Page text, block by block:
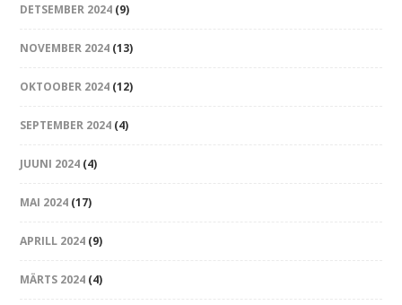
DETSEMBER 2024 (9)
NOVEMBER 2024 (13)
OKTOOBER 2024 (12)
SEPTEMBER 2024 (4)
JUUNI 2024 (4)
MAI 2024 (17)
APRILL 2024 (9)
MÄRTS 2024 (4)